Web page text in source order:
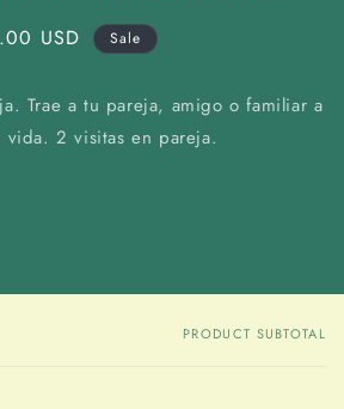
USD Sale
Trae a tu pareja, amigo o familiar a
vida. 2 visitas en pareja.
PRODUCT SUBTOTAL